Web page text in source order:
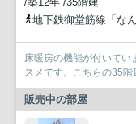
地下鉄御堂筋線「な
床暖房の機能が付いてい
スメです。こちらの35
販売中の部屋